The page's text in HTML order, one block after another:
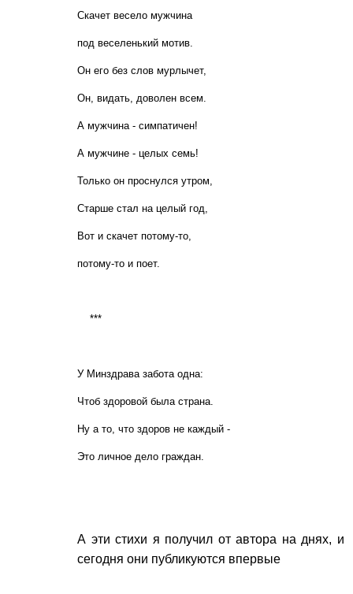
Скачет весело мужчина
под веселенький мотив.
Он его без слов мурлычет,
Он, видать, доволен всем.
А мужчина - симпатичен!
А мужчине - целых семь!
Только он проснулся утром,
Старше стал на целый год,
Вот и скачет потому-то,
потому-то и поет.
***
У Минздрава забота одна:
Чтоб здоровой была страна.
Ну а то, что здоров не каждый -
Это личное дело граждан.
А эти стихи я получил от автора на днях, и
сегодня они публикуются впервые